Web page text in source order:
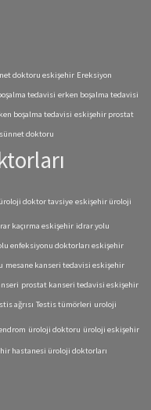
doktoru eskişehir Ereksiyon
tedavisi erken boşalma tedavisi
boşalma tedavisi eskişehir prostat
doktoru
doktor tavsiye eskişehir üroloji
kaçırma eskişehir idrar yolu
enfeksiyonu doktorları eskişehir
mesane kanseri tedavisi eskişehir
prostat kanseri tedavisi eskişehir
ağrısı Testis tümörleri uroloji
üroloji doktoru üroloji eskişehir
hastanesi üroloji doktorları